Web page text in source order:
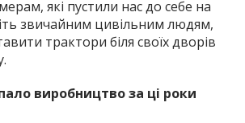
які пустили нас до себе на
звичайним цивільним людям,
трактори біля своїх дворів
виробництво за ці роки